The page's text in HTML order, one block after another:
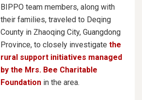
BIPPO team members, along with
their families, traveled to Deqing
County in Zhaoqing City, Guangdong
Province, to closely investigate the
rural support initiatives managed
by the Mrs. Bee Charitable
Foundation in the area.